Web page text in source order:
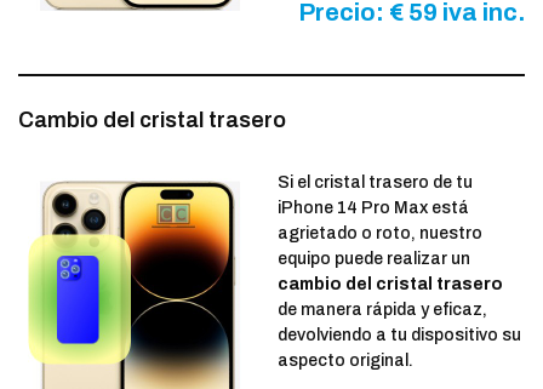
Precio: € 59 iva inc.
Cambio del cristal trasero
Si el cristal trasero de tu
iPhone 14 Pro Max está
agrietado o roto, nuestro
equipo puede realizar un
cambio del cristal trasero
de manera rápida y eficaz,
devolviendo a tu dispositivo su
aspecto original.